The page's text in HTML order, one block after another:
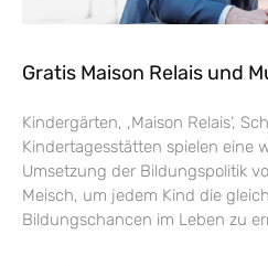
Gratis Maison Relais und
Kindergärten, ‚Maison Relais‘,
Kindertagesstätten spielen eine
Umsetzung der Bildungspolitik
Meisch, um jedem Kind die
Bildungschancen im Leben zu